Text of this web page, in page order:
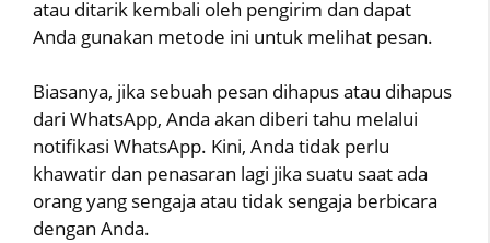
atau ditarik kembali oleh pengirim dan dapat
Anda gunakan metode ini untuk melihat pesan.
Biasanya, jika sebuah pesan dihapus atau dihapus
dari WhatsApp, Anda akan diberi tahu melalui
notifikasi WhatsApp. Kini, Anda tidak perlu
khawatir dan penasaran lagi jika suatu saat ada
orang yang sengaja atau tidak sengaja berbicara
dengan Anda.